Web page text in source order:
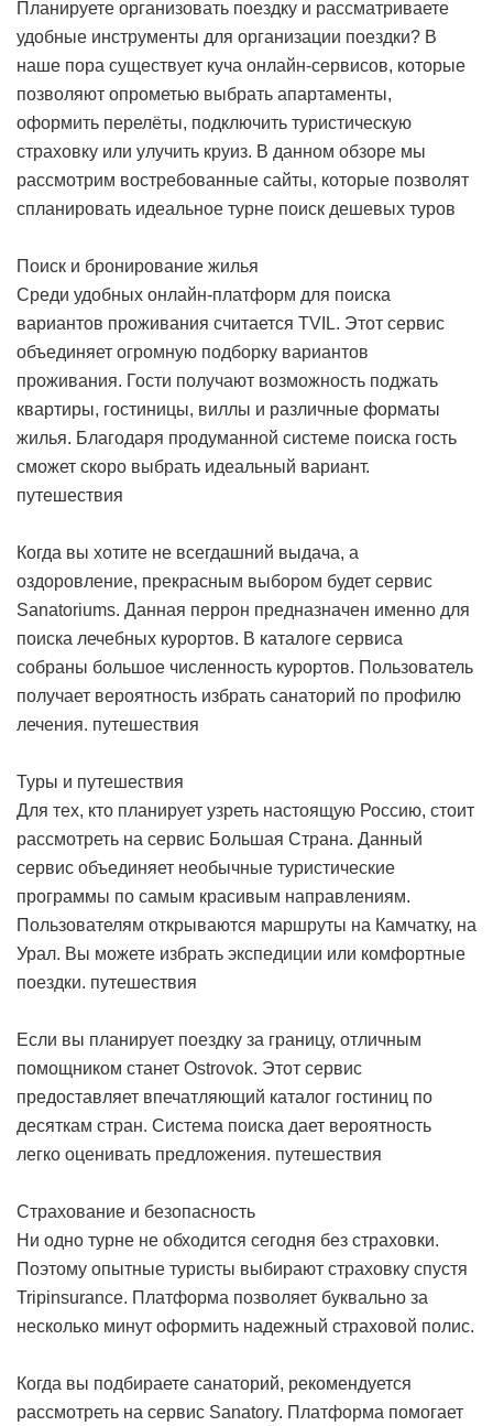
Планируете организовать поездку и рассматриваете
удобные инструменты для организации поездки? В
наше пора существует куча онлайн-сервисов, которые
позволяют опрометью выбрать апартаменты,
оформить перелёты, подключить туристическую
страховку или улучить круиз. В данном обзоре мы
рассмотрим востребованные сайты, которые позволят
спланировать идеальное турне поиск дешевых туров
Поиск и бронирование жилья
Среди удобных онлайн-платформ для поиска
вариантов проживания считается TVIL. Этот сервис
объединяет огромную подборку вариантов
проживания. Гости получают возможность поджать
квартиры, гостиницы, виллы и различные форматы
жилья. Благодаря продуманной системе поиска гость
сможет скоро выбрать идеальный вариант.
путешествия
Когда вы хотите не всегдашний выдача, а
оздоровление, прекрасным выбором будет сервис
Sanatoriums. Данная перрон предназначен именно для
поиска лечебных курортов. В каталоге сервиса
собраны большое численность курортов. Пользователь
получает вероятность избрать санаторий по профилю
лечения. путешествия
Туры и путешествия
Для тех, кто планирует узреть настоящую Россию, стоит
рассмотреть на сервис Большая Страна. Данный
сервис объединяет необычные туристические
программы по самым красивым направлениям.
Пользователям открываются маршруты на Камчатку, на
Урал. Вы можете избрать экспедиции или комфортные
поездки. путешествия
Если вы планирует поездку за границу, отличным
помощником станет Ostrovok. Этот сервис
предоставляет впечатляющий каталог гостиниц по
десяткам стран. Система поиска дает вероятность
легко оценивать предложения. путешествия
Страхование и безопасность
Ни одно турне не обходится сегодня без страховки.
Поэтому опытные туристы выбирают страховку спустя
Tripinsurance. Платформа позволяет буквально за
несколько минут оформить надежный страховой полис.
Когда вы подбираете санаторий, рекомендуется
рассмотреть на сервис Sanatory. Платформа помогает